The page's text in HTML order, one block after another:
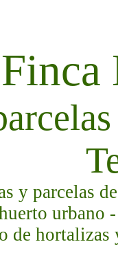
Finca
y parcelas
urbano
hortalizas